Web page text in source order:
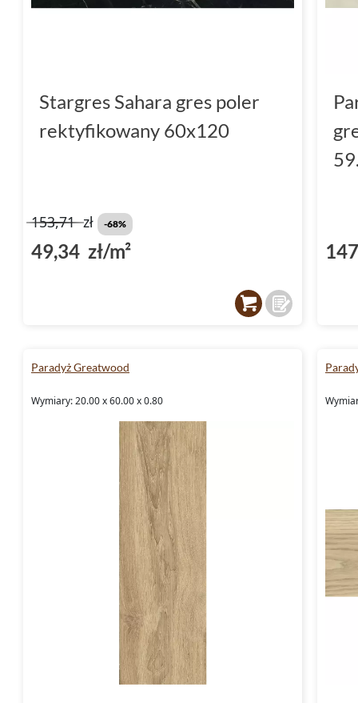
Stargres Sahara gres poler
rektyfikowany 60x120
153,71zł -68%
49,34 zł/m²
Paradyż Greatwood
Wymiary: 20.00 x 60.00 x 0.80